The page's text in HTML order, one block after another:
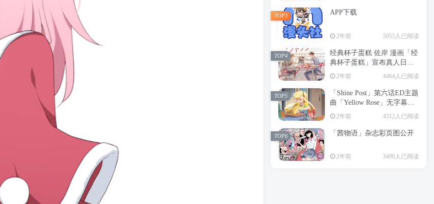
APP下载
2年前 5055人已阅读
TOP3
经典杯子蛋糕 佐岸 漫画「经
典杯子蛋糕」宣布真人日剧
化
2年前 4464人已阅读
TOP4
「Shine Post」第六话ED主题
曲「Yellow Rose」无字幕MV
公开
2年前 4312人已阅读
TOP5
「茜物语」杂志彩页图公开
2年前 3490人已阅读
TOP6